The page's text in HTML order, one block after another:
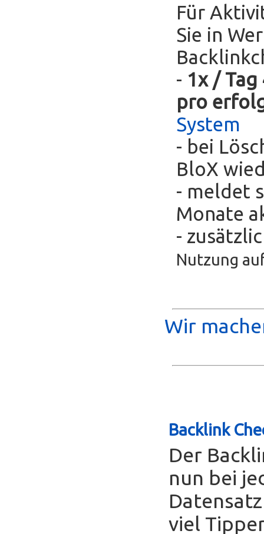
Für
Sie in
- 1x /
pro
System
- bei
BloX
- meldet
Monate
-
Nutzung
Wir
Backlink
Der
nun bei
viel